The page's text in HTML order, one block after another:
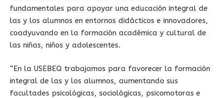
fundamentales para apoyar una educación integral de
las y los alumnos en entornos didácticos e innovadores,
coadyuvando en la formación académica y cultural de
las niñas, niños y adolescentes.
“En la USEBEQ trabajamos para favorecer la formación
integral de las y los alumnos, aumentando sus
facultades psicológicas, sociológicas, psicomotoras e